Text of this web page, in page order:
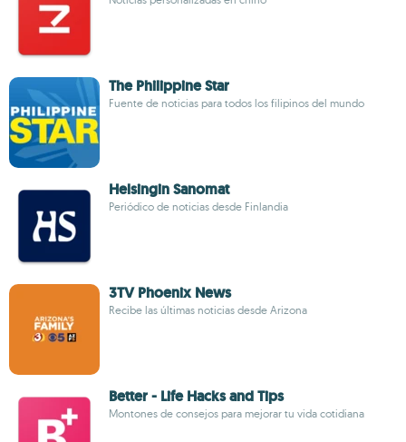
The Philippine Star
Fuente de noticias para todos los filipinos del mundo
Helsingin Sanomat
Periódico de noticias desde Finlandia
3TV Phoenix News
Recibe las últimas noticias desde Arizona
Better - Life Hacks and Tips
Montones de consejos para mejorar tu vida cotidiana